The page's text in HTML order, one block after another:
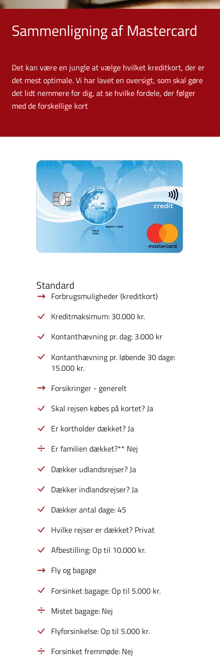
Sammenligning af Mastercard
Det kan være en jungle at vælge hvilket kreditkort, der er
det mest optimale. Vi har lavet en oversigt, som skal gøre
det lidt nemmere for dig, at se hvilke fordele, der følger
med de forskellige kort
Standard
Forbrugsmuligheder (kreditkort)
Kreditmaksimum: 30.000 kr.
Kontanthævning pr. dag: 3.000 kr
Kontanthævning pr. løbende 30 dage:
15.000 kr.
Forsikringer - generelt
Skal rejsen købes på kortet? Ja
Er kortholder dækket? Ja
Er familien dækket?** Nej
Dækker udlandsrejser? Ja
Dækker indlandsrejser? Ja
Dækker antal dage: 45
Hvilke rejser er dækket? Privat
Afbestilling: Op til 10.000 kr.
Fly og bagage
Forsinket bagage: Op til 5.000 kr.
Mistet bagage: Nej
Flyforsinkelse: Op til 5.000 kr.
Forsinket fremmøde: Nej